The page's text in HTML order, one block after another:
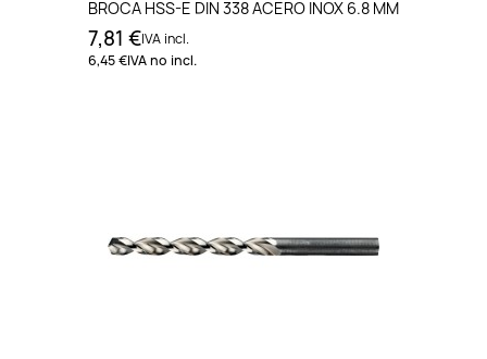
BROCA HSS-E DIN 338 ACERO INOX 6.8 MM
7,81 €IVA incl.
6,45 €IVA no incl.